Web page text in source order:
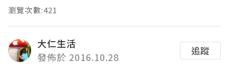
瀏覽次數:421
大仁生活
發佈於 2016.10.28
追蹤